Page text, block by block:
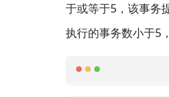
于或等于5，该事务
执行的事务数小于5